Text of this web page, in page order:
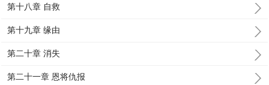
第十八章 自救
第十九章 缘由
第二十章 消失
第二十一章 恩将仇报